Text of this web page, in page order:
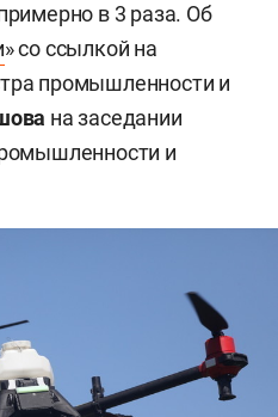
в 3 раза. Об
» со ссылкой на
промышленности и
на заседании
и